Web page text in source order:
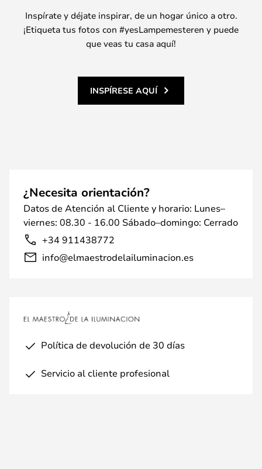
Inspírate y déjate inspirar, de un hogar único a otro.
¡Etiqueta tus fotos con #yesLampemesteren y puede
que veas tu casa aquí!
INSPÍRESE AQUÍ
¿Necesita orientación?
Datos de Atención al Cliente y horario: Lunes–
viernes: 08.30 - 16.00 Sábado–domingo: Cerrado
+34 911438772
info@elmaestrodelailuminacion.es
Política de devolución de 30 días
Servicio al cliente profesional